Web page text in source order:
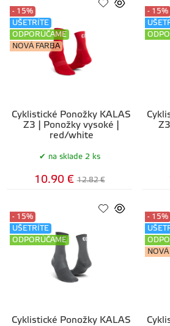
Cyklistické Ponožky KALAS
Z3 | Ponožky vysoké |
red/white
- 15%
UŠETRÍTE
ODPORÚČAME
NOVÁ FARBA
na sklade 2 ks
10.90 € 12.82 €
- 15%
Cyklistické Ponožky KALAS
- 15%
UŠETRÍTE
ODPORÚČAME
- 15%